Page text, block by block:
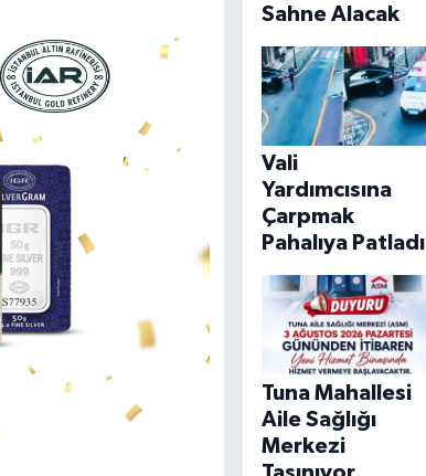
Sahne Alacak
Vali
Yardımcısına
Çarpmak
Pahalıya Patladı
Tuna Mahallesi
Aile Sağlığı
Merkezi